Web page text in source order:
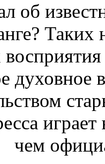
об
Таких
духовное
чем